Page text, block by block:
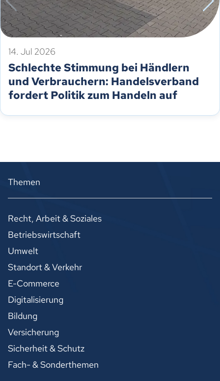
14. Jul 2026
Schlechte Stimmung bei Händlern
und Verbrauchern: Handelsverband
fordert Politik zum Handeln auf
Themen
Recht, Arbeit & Soziales
Betriebswirtschaft
Umwelt
Standort & Verkehr
E-Commerce
Digitalisierung
Bildung
Versicherung
Sicherheit & Schutz
Fach- & Sonderthemen